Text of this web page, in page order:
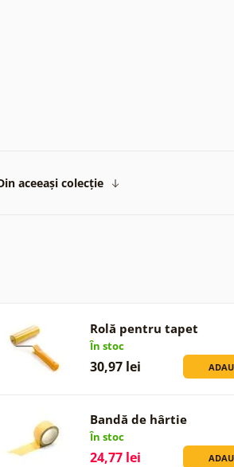
aceeași colecție
Rolă pentru tapet
În stoc
30,97 lei
Bandă de hârtie
În stoc
24,77 lei